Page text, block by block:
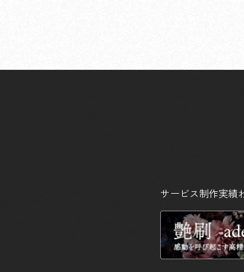
サービス制作実績